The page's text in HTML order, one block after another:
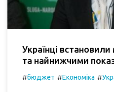
Українці
та найнижчими
#бюджет #Економіка #